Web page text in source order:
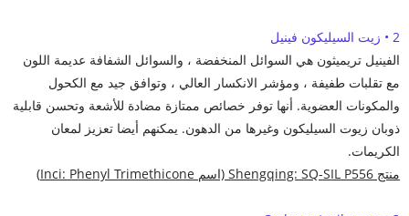
2 • زيت السيليكون فينيل
الفينيل تريميثون هي السوائل المنخفضة ، والسوائل الشفافة عديمة اللون
مع تقلبات طفيفة ، ومؤشر الانكسار العالي ، وتوافق جيد مع الكحول
والمكونات العضوية. أنها توفر خصائص ممتازة مضادة للأشعة وتحسن قابلية
ذوبان زيوت السيليكون وغيرها من الدهون. يمكنهم أيضا تعزيز لمعان
الكريمات.
منتج Shengqing: SQ-SIL P556 (اسم Inci: Phenyl Trimethicone)